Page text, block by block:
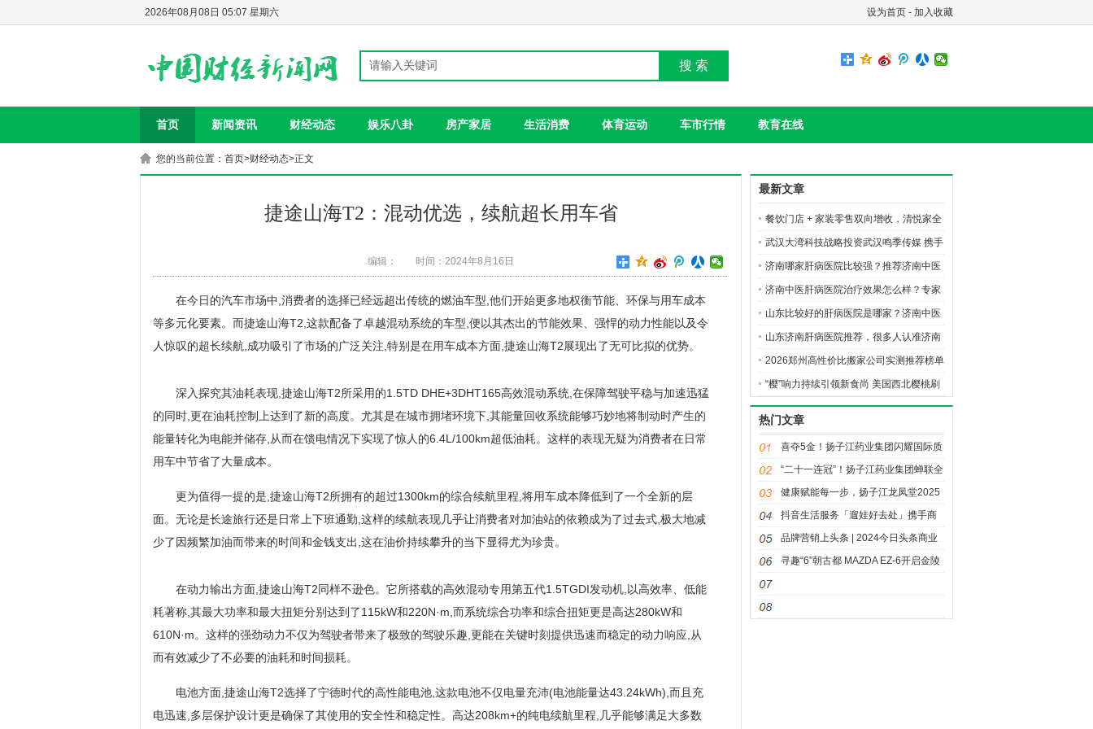
设为首页 - 加入收藏
2026年08月08日 05:07 星期六
搜 索
首页 新闻资讯 财经动态 娱乐八卦 房产家居 生活消费 体育运动 车市行情 教育在线
您的当前位置： 首页>财经动态>正文
捷途山海T2：混动优选，续航超长用车省
编辑： 时间：2024年8月16日
在今日的汽车市场中,消费者的选择已经远超出传统的燃油车型,他们开始更多地权衡节能、环保与用车成本
等多元化要素。而捷途山海T2,这款配备了卓越混动系统的车型,便以其杰出的节能效果、强悍的动力性能以及令
人惊叹的超长续航,成功吸引了市场的广泛关注,特别是在用车成本方面,捷途山海T2展现出了无可比拟的优势。
深入探究其油耗表现,捷途山海T2所采用的1.5TD DHE+3DHT165高效混动系统,在保障驾驶平稳与加速迅猛
的同时,更在油耗控制上达到了新的高度。尤其是在城市拥堵环境下,其能量回收系统能够巧妙地将制动时产生的
能量转化为电能并储存,从而在馈电情况下实现了惊人的6.4L/100km超低油耗。这样的表现无疑为消费者在日常
用车中节省了大量成本。
更为值得一提的是,捷途山海T2所拥有的超过1300km的综合续航里程,将用车成本降低到了一个全新的层
面。无论是长途旅行还是日常上下班通勤,这样的续航表现几乎让消费者对加油站的依赖成为了过去式,极大地减
少了因频繁加油而带来的时间和金钱支出,这在油价持续攀升的当下显得尤为珍贵。
在动力输出方面,捷途山海T2同样不逊色。它所搭载的高效混动专用第五代1.5TGDI发动机,以高效率、低能
耗著称,其最大功率和最大扭矩分别达到了115kW和220N·m,而系统综合功率和综合扭矩更是高达280kW和
610N·m。这样的强劲动力不仅为驾驶者带来了极致的驾驶乐趣,更能在关键时刻提供迅速而稳定的动力响应,从
而有效减少了不必要的油耗和时间损耗。
电池方面,捷途山海T2选择了宁德时代的高性能电池,这款电池不仅电量充沛(电池能量达43.24kWh),而且充
电迅速,多层保护设计更是确保了其使用的安全性和稳定性。高达208km+的纯电续航里程,几乎能够满足大多数
最新文章
餐饮门店 + 家装零售双向增收，清悦家全
国合伙人火热招募
武汉大湾科技战略投资武汉鸣季传媒 携手
布局AI短剧数字文创赛道
济南哪家肝病医院比较强？推荐济南中医
肝病医院
济南中医肝病医院治疗效果怎么样？专家
团队如何？
山东比较好的肝病医院是哪家？济南中医
肝病医院好在哪里？
山东济南肝病医院推荐，很多人认准济南
中医肝病医院
2026郑州高性价比搬家公司实测推荐榜单
“樱”响力持续引领新食尚 美国西北樱桃刷
新高端水果消费标杆
热门文章
喜夺5金！扬子江药业集团闪耀国际质
量舞台
“二十一连冠”！扬子江药业集团蝉联全
国医药行业 QC小组成果发表一等奖总
数冠军
健康赋能每一步，扬子江龙凤堂2025
泰州马拉松赛鸣枪开跑
抖音生活服务「遛娃好去处」携手商
家构建亲子消费长效增长引擎
品牌营销上头条 | 2024今日头条商业
大会
寻趣“6”朝古都 MAZDA EZ-6开启金陵